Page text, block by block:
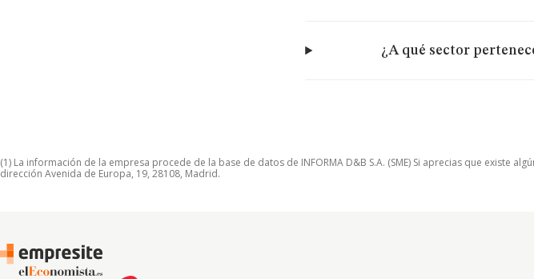
¿A qué sector
(1) La información de la empresa procede de la base de datos de INFORMA D&B S.A. (SME) Si aprecias que existe
dirección Avenida de Europa, 19, 28108, Madrid.